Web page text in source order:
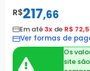
R$217,66
Em até3x de R$
Ver formas de
Os
site